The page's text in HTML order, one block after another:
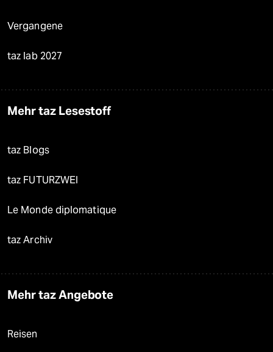
Vergangene
taz lab 2027
Mehr taz Lesestoff
taz Blogs
taz FUTURZWEI
Le Monde diplomatique
taz Archiv
Mehr taz Angebote
Reisen